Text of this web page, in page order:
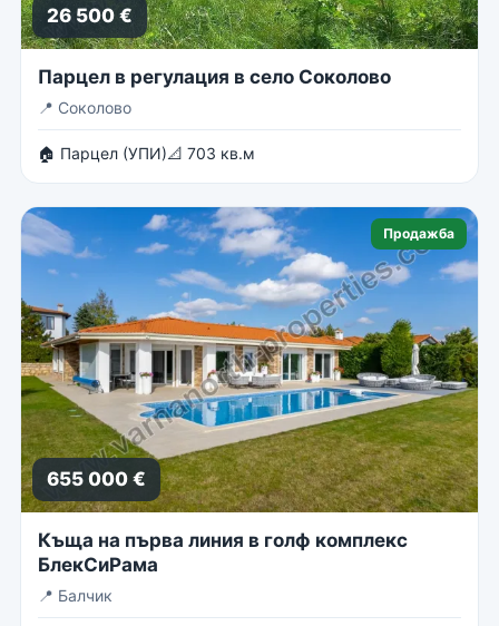
26 500 €
Парцел в регулация в село Соколово
📍 Соколово
🏠 Парцел (УПИ)📐 703 кв.м
Продажба
655 000 €
Къща на първа линия в голф комплекс
БлекСиРама
📍 Балчик